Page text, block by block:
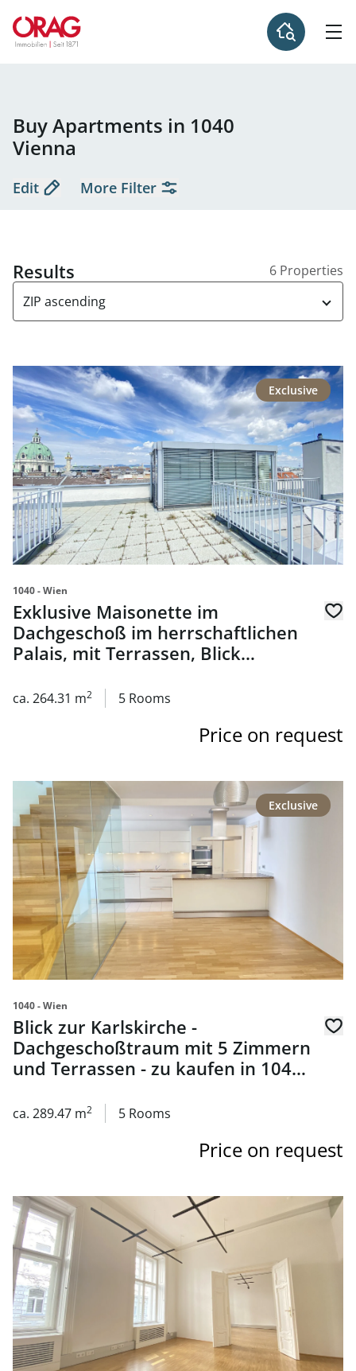
Buy Apartments in 1040
Vienna
Edit More Filter
Results
6 Properties
ZIP ascending
link to page Exklusive Maisonette im Dachgeschoß im
Exclusive
1040 - Wien
Exklusive Maisonette im
Dachgeschoß im herrschaftlichen
Palais, mit Terrassen, Blick
1040 Wien
ca. 264.31 m2 5 Rooms
Price on request
link to page Blick zur Karlskirche - Dachgeschoßtraum
Exclusive
1040 - Wien
Blick zur Karlskirche -
Dachgeschoßtraum mit 5 Zimmern
und Terrassen - zu kaufen in 1040
ca. 289.47 m2 5 Rooms
Price on request
link to page Wohnen und Arbeiten im historischen